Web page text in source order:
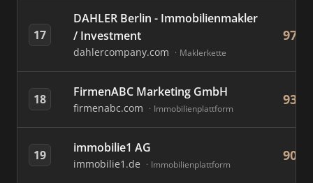
17
DAHLER Berlin - Immobilienmakler
/ Investment
dahlercompany.com Maklerkette
97
18 FirmenABC Marketing GmbH
firmenabc.com Immobilienplattform
93
19 immobilie1 AG
immobilie1.de Immobilienplattform
90